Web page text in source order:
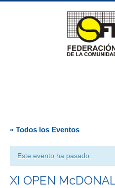
« Todos los Eventos
Este evento ha pasado.
XI OPEN